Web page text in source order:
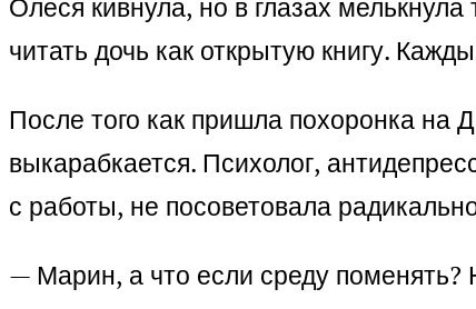
Олеся кивнула, но в глазах
читать дочь как открытую книгу.
После того как пришла похоронка
выкарабкается. Психолог,
с работы, не посоветовала
— Марин, а что если среду поменять?